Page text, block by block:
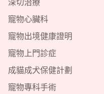
深切治療
寵物心臟科
寵物出境健康證明
寵物上門診症
成貓成犬保健計劃
寵物專科手術